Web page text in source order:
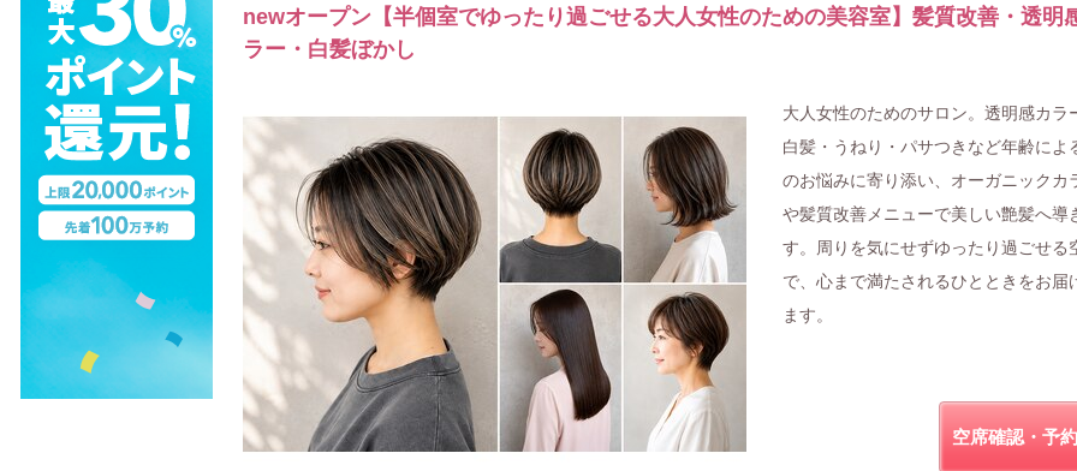
newオープン【半個室でゆったり過ごせる大人女性のための美容室】髪質改善・透明
ラー・白髪ぼかし
大人女性のためのサロン。透明感カラ
白髪・うねり・パサつきなど年齢によ
のお悩みに寄り添い、オーガニックカ
や髪質改善メニューで美しい艶髪へ導
す。周りを気にせずゆったり過ごせる
で、心まで満たされるひとときをお届
ます。
空席確認・予